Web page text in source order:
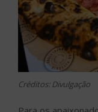
Créditos: Divulgação